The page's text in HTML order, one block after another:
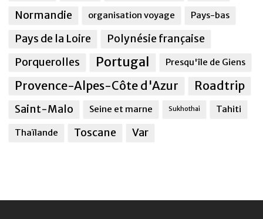
Normandie organisation voyage Pays-bas
Pays de la Loire
Polynésie française
Porquerolles
Portugal Presqu'île de Giens
Provence-Alpes-Côte d'Azur Roadtrip
Saint-Malo Seine et marne Sukhothai Tahiti
Thaïlande Toscane Var